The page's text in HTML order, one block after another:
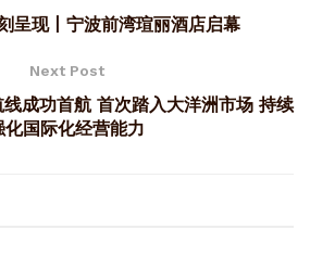
呈现丨宁波前湾瑄丽酒店启幕
Next Post
成功首航 首次踏入大洋洲市场 持续
化国际化经营能力